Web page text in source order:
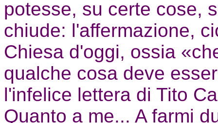
potesse, su certe cose,
chiude: l'affermazione,
Chiesa d'oggi, ossia
qualche cosa deve
l'infelice lettera di Tito
Quanto a me... A farmi